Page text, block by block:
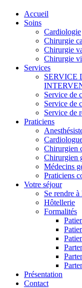
Accueil
Soins
Cardiologie
Chirurgie
Chirurgie
Chirurgie
Services
SERVICE
Service de
Service de
Service de
Praticiens
Chirurgien
Chirurgien
Médecins
Praticiens
Votre séjour
Se rendre
Hôtellerie
Formalités
Présentation
Contact